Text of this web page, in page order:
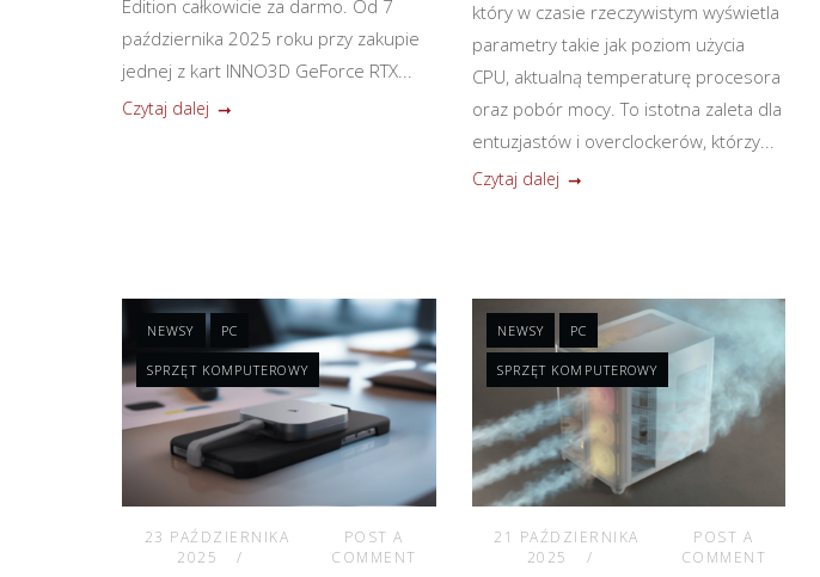
Edition całkowicie za darmo. Od 7
października 2025 roku przy zakupie
jednej z kart INNO3D GeForce RTX...
Czytaj dalej
który w czasie rzeczywistym wyświetla
parametry takie jak poziom użycia
CPU, aktualną temperaturę procesora
oraz pobór mocy. To istotna zaleta dla
entuzjastów i overclockerów, którzy...
Czytaj dalej
NEWSY PC
SPRZĘT KOMPUTEROWY
23 PAŹDZIERNIKA
2025
POST A
COMMENT
NEWSY PC
SPRZĘT KOMPUTEROWY
21 PAŹDZIERNIKA
2025
POST A
COMMENT